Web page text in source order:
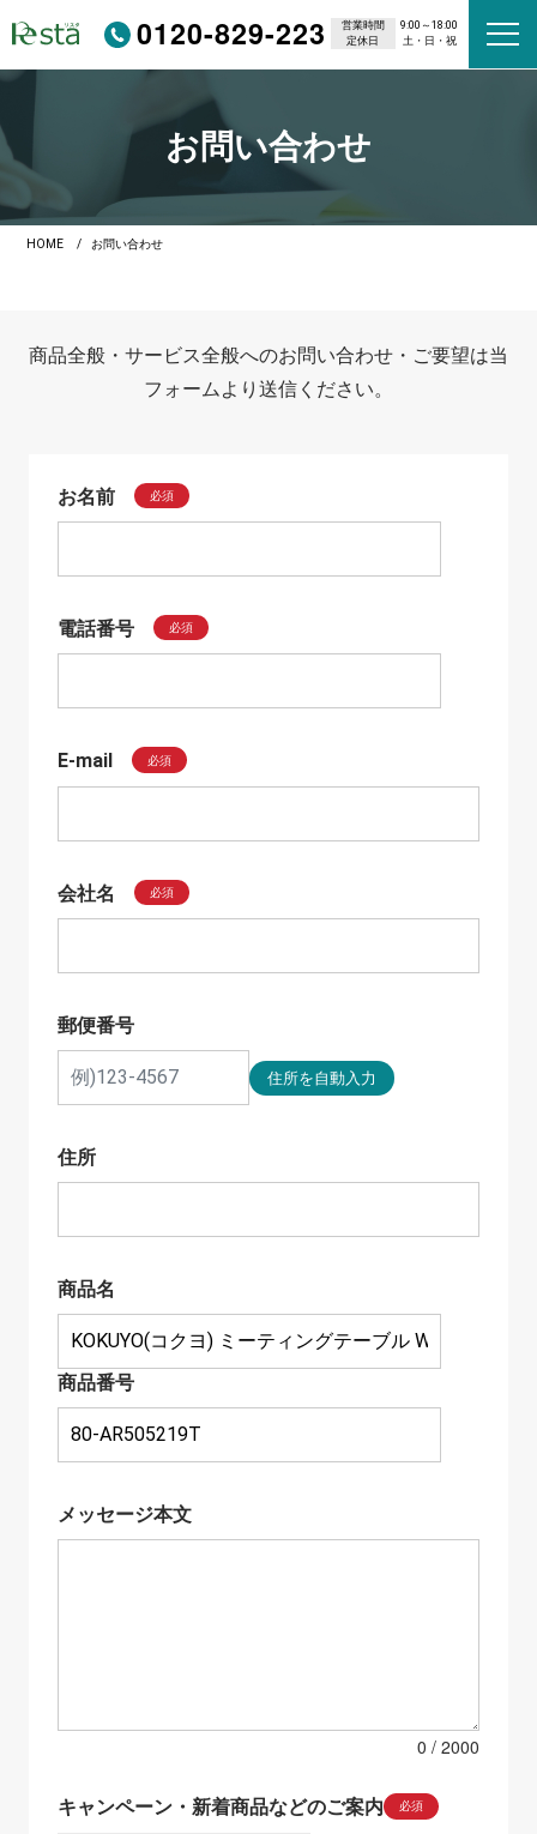
0120-829-223 営業時間
9:00～18:00
定休日
土・日・祝
お問い合わせ
HOME お問い合わせ
商品全般・サービス全般へのお問い合わせ・ご要望は当
フォームより送信ください。
お名前 必須
電話番号 必須
E-mail 必須
会社名 必須
郵便番号
住所
商品名
商品番号
メッセージ本文
0
キャンペーン・新着商品などのご案内 必須